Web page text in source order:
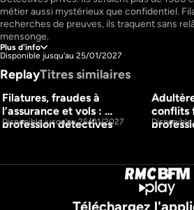
métier aussi mystérieux que confidentiel.
recherches de preuves, ils traquent sans
mensonge.
Véritables auxiliaires de justice, au service
entreprises, ils sont chaque jour sur le
En immersion, durant plusieurs mois, nos
dans leurs missions les plus périlleuses, à la
Plus d'info
Disponible jusqu'au 25/01/2027
ReplayTitres similaires
Filatures, fraudes à
l’assurance et vols :
profession détectives
Disponible jusqu'au 25/01/2027
S1 E2
conflits
Téléchargez